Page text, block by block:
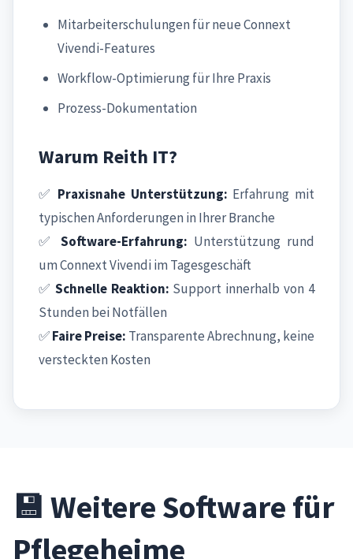
Mitarbeiterschulungen für neue Connext
Vivendi-Features
Workflow-Optimierung für Ihre Praxis
Prozess-Dokumentation
Warum Reith IT?
✅ Praxisnahe Unterstützung: Erfahrung mit
typischen Anforderungen in Ihrer Branche
✅ Software-Erfahrung: Unterstützung rund
um Connext Vivendi im Tagesgeschäft
✅ Schnelle Reaktion: Support innerhalb von 4
Stunden bei Notfällen
✅Faire Preise: Transparente Abrechnung, keine
versteckten Kosten
💾 Weitere Software für
Pflegeheime